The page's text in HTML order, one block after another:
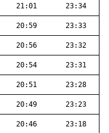
21:01 23:34
20:59 23:33
20:56 23:32
20:54 23:31
20:51 23:28
20:49 23:23
20:46 23:18